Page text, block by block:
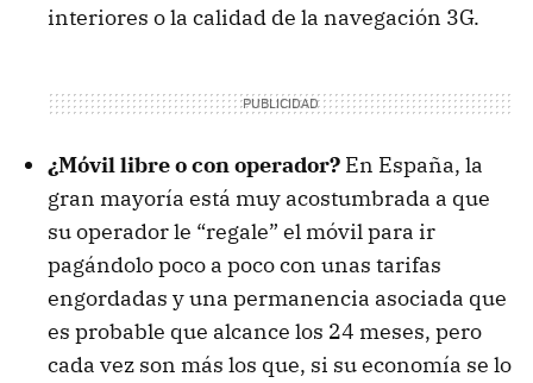
interiores o la calidad de la navegación 3G.
¿Móvil libre o con operador? En España, la
gran mayoría está muy acostumbrada a que
su operador le “regale” el móvil para ir
pagándolo poco a poco con unas tarifas
engordadas y una permanencia asociada que
es probable que alcance los 24 meses, pero
cada vez son más los que, si su economía se lo